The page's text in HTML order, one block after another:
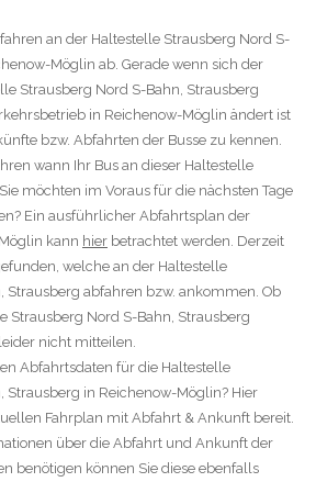
an der Haltestelle Strausberg Nord S-
Möglin ab. Gerade wenn sich der
Strausberg Nord S-Bahn, Strausberg
in Reichenow-Möglin ändert ist
bzw. Abfahrten der Busse zu kennen.
wann Ihr Bus an dieser Haltestelle
möchten im Voraus für die nächsten Tage
Ein ausführlicher Abfahrtsplan der
kann hier betrachtet werden. Derzeit
welche an der Haltestelle
Strausberg abfahren bzw. ankommen. Ob
Strausberg Nord S-Bahn, Strausberg
nicht mitteilen.
Abfahrtsdaten für die Haltestelle
Strausberg in Reichenow-Möglin? Hier
Fahrplan mit Abfahrt & Ankunft bereit.
über die Abfahrt und Ankunft der
benötigen können Sie diese ebenfalls